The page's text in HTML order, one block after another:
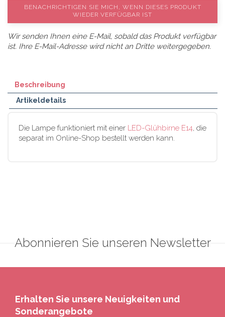
BENACHRICHTIGEN SIE MICH, WENN DIESES PRODUKT
WIEDER VERFÜGBAR IST
Wir senden Ihnen eine E-Mail, sobald das Produkt verfügbar
ist. Ihre E-Mail-Adresse wird nicht an Dritte weitergegeben.
Beschreibung
Artikeldetails
Die Lampe funktioniert mit einer LED-Glühbirne E14, die
separat im Online-Shop bestellt werden kann.
Abonnieren Sie unseren Newsletter
Erhalten Sie unsere Neuigkeiten und
Sonderangebote